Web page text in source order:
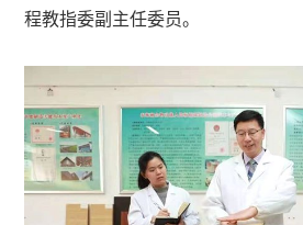
程教指委副主任委员。